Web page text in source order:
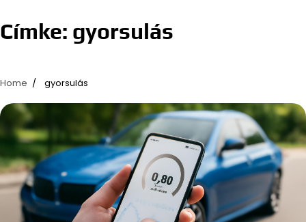
Címke: gyorsulás
Home gyorsulás